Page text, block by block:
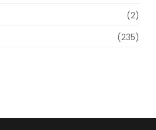
(2)
(235)